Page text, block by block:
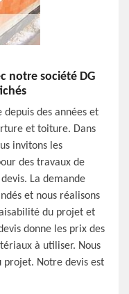
notre société DG
des années et
et toiture. Dans
invitons les
des travaux de
La demande
et nous réalisons
du projet et
donne les prix des
à utiliser. Nous
projet. Notre devis est